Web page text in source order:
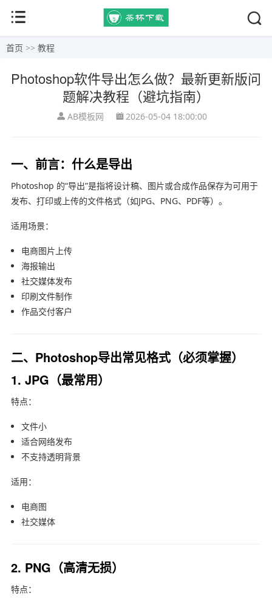
首页 >> 教程
Photoshop软件导出怎么做？最新更新版问
题解决教程（避坑指南）
AB模板网 2026-05-04 18:00:00
一、前言：什么是导出
Photoshop 的“导出”是指将设计稿、图片或合成作品保存为可用于
发布、打印或上传的文件格式（如JPG、PNG、PDF等）。
适用场景：
电商图片上传
海报输出
社交媒体发布
印刷文件制作
作品交付客户
二、Photoshop导出常见格式（必须掌握）
1. JPG（最常用）
特点：
文件小
适合网络发布
不支持透明背景
适用：
电商图
社交媒体
2. PNG（高清无损）
特点：